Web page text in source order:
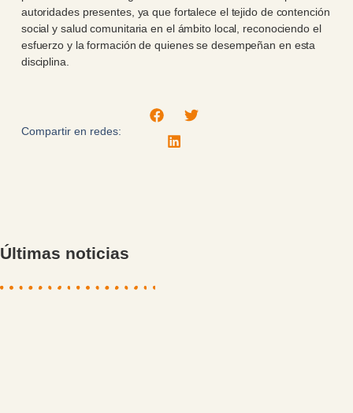
autoridades presentes, ya que fortalece el tejido de contención
social y salud comunitaria en el ámbito local, reconociendo el
esfuerzo y la formación de quienes se desempeñan en esta
disciplina.
Compartir en redes:
Últimas noticias